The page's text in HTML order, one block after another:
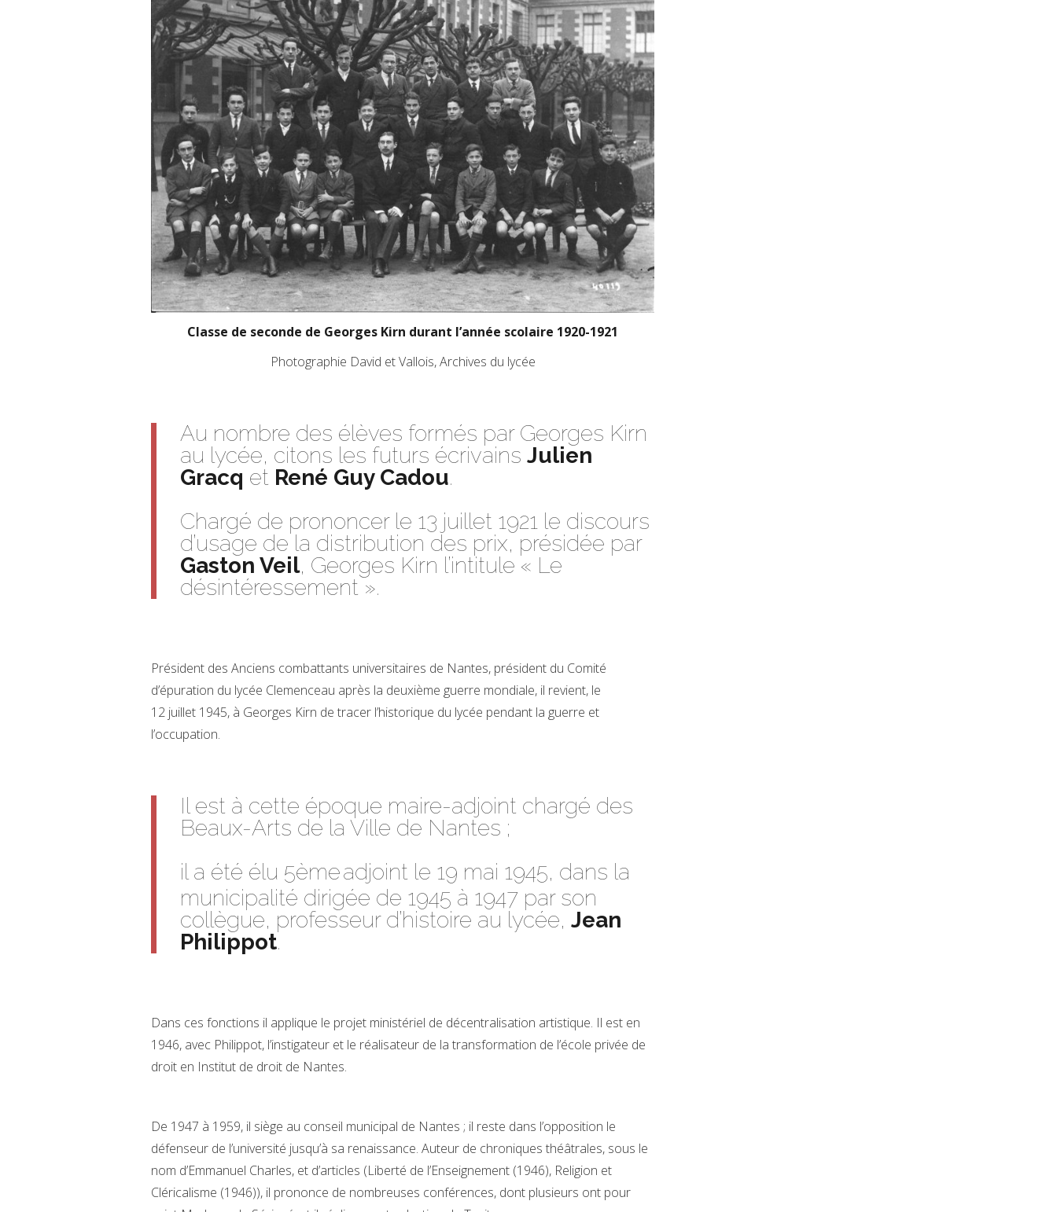
Classe de seconde de Georges Kirn durant l’année scolaire 1920-1921
Photographie David et Vallois, Archives du lycée
Au nombre des élèves formés par Georges Kirn
au lycée, citons les futurs écrivains Julien
Gracq et René Guy Cadou.
Chargé de prononcer le 13 juillet 1921 le discours
d’usage de la distribution des prix, présidée par
Gaston Veil, Georges Kirn l’intitule « Le
désintéressement ».
Président des Anciens combattants universitaires de Nantes, président du Comité
d’épuration du lycée Clemenceau après la deuxième guerre mondiale, il revient, le
12 juillet 1945, à Georges Kirn de tracer l’historique du lycée pendant la guerre et
l’occupation.
Il est à cette époque maire-adjoint chargé des
Beaux-Arts de la Ville de Nantes ;
il a été élu 5èmeadjoint le 19 mai 1945, dans la
municipalité dirigée de 1945 à 1947 par son
collègue, professeur d’histoire au lycée, Jean
Philippot.
Dans ces fonctions il applique le projet ministériel de décentralisation artistique. Il est en
1946, avec Philippot, l’instigateur et le réalisateur de la transformation de l’école privée de
droit en Institut de droit de Nantes.
De 1947 à 1959, il siège au conseil municipal de Nantes ; il reste dans l’opposition le
défenseur de l’université jusqu’à sa renaissance. Auteur de chroniques théâtrales, sous le
nom d’Emmanuel Charles, et d’articles (Liberté de l’Enseignement (1946), Religion et
Cléricalisme (1946)), il prononce de nombreuses conférences, dont plusieurs ont pour